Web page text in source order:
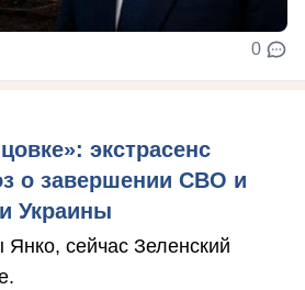
0
экстрасенс
о завершении СВО и
Украины
сейчас Зеленский